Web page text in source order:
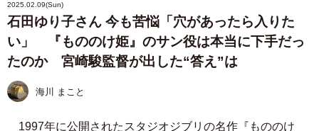
2025.02.09(Sun)
石田ゆり子さん 今も苦悩「穴があったら入りた
い」 『もののけ姫』のサン役は本当に下手だっ
たのか 宮崎駿監督が出した“答え”は
海川 まこと
1997年に公開されたスタジオジブリの名作『もののけ